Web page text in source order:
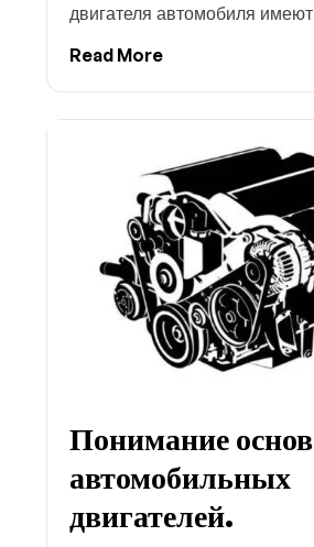
двигателя автомобиля имеют
Read More
Понимание основ
автомобильных
двигателей.